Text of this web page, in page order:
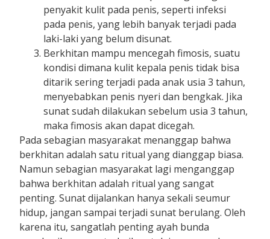
penyakit kulit pada penis, seperti infeksi
pada penis, yang lebih banyak terjadi pada
laki-laki yang belum disunat.
Berkhitan mampu mencegah fimosis, suatu
kondisi dimana kulit kepala penis tidak bisa
ditarik sering terjadi pada anak usia 3 tahun,
menyebabkan penis nyeri dan bengkak. Jika
sunat sudah dilakukan sebelum usia 3 tahun,
maka fimosis akan dapat dicegah.
Pada sebagian masyarakat menanggap bahwa
berkhitan adalah satu ritual yang dianggap biasa.
Namun sebagian masyarakat lagi menganggap
bahwa berkhitan adalah ritual yang sangat
penting. Sunat dijalankan hanya sekali seumur
hidup, jangan sampai terjadi sunat berulang. Oleh
karena itu, sangatlah penting ayah bunda